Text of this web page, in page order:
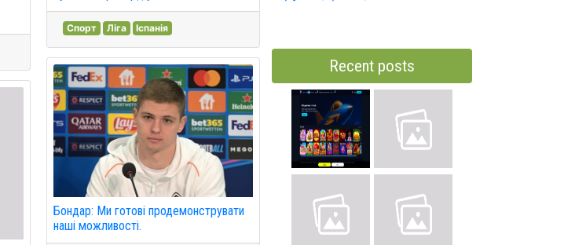
Спорт Ліга Іспанія
Бондар: Ми готові продемонструвати
наші можливості.
Recent posts